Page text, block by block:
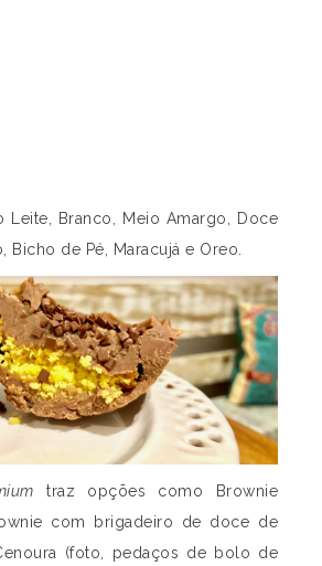
Leite, Branco, Meio Amargo, Doce
Bicho de Pé, Maracujá e Oreo.
traz opções como Brownie
com brigadeiro de doce de
(foto, pedaços de bolo de